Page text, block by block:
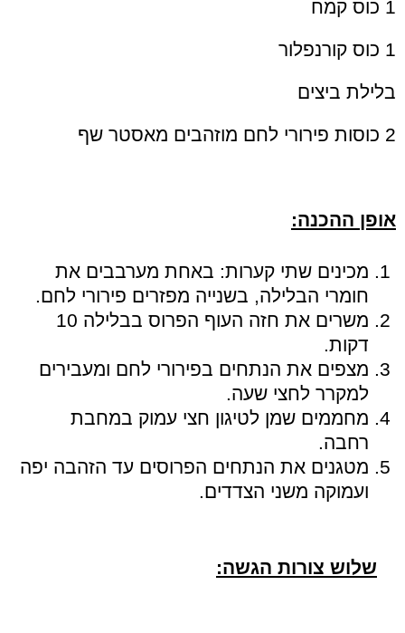
1 כוס קמח
1 כוס קורנפלור
בלילת ביצים
2 כוסות פירורי לחם מוזהבים מאסטר שף
אופן ההכנה:
מכינים שתי קערות: באחת מערבבים את
חומרי הבלילה, בשנייה מפזרים פירורי לחם.
משרים את חזה העוף הפרוס בבלילה 10
דקות.
מצפים את הנתחים בפירורי לחם ומעבירים
למקרר לחצי שעה.
מחממים שמן לטיגון חצי עמוק במחבת
רחבה.
מטגנים את הנתחים הפרוסים עד הזהבה יפה
ועמוקה משני הצדדים.
שלוש צורות הגשה: